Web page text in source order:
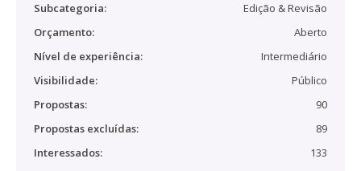
Subcategoria:
Edição & Revisão
Orçamento:
Aberto
Nível de experiência:
Intermediário
Visibilidade:
Público
Propostas:
90
Propostas excluídas:
89
Interessados:
133